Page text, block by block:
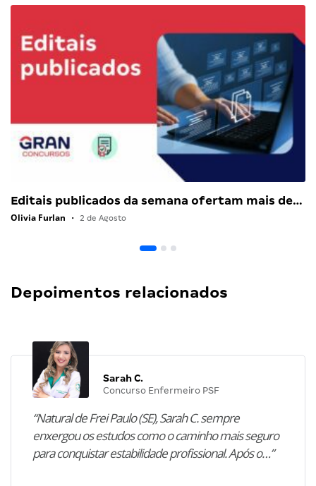
Editais publicados da semana ofertam mais de…
Olivia Furlan • 2 de Agosto
Depoimentos relacionados
Sarah C.
Concurso Enfermeiro PSF
“Natural de Frei Paulo (SE), Sarah C. sempre
enxergou os estudos como o caminho mais seguro
para conquistar estabilidade profissional. Após o…”